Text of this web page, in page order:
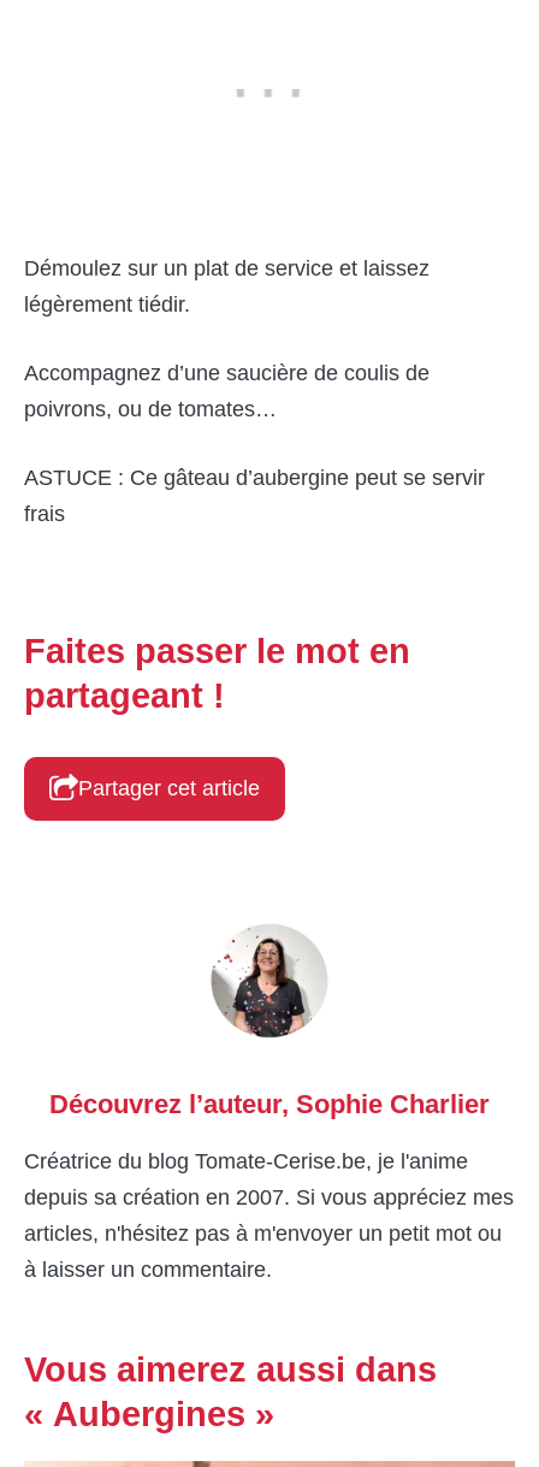
Démoulez sur un plat de service et laissez
légèrement tiédir.
Accompagnez d’une saucière de coulis de
poivrons, ou de tomates…
ASTUCE : Ce gâteau d’aubergine peut se servir
frais
Faites passer le mot en
partageant !
Partager cet article
Découvrez l’auteur, Sophie Charlier
Créatrice du blog Tomate-Cerise.be, je l'anime
depuis sa création en 2007. Si vous appréciez mes
articles, n'hésitez pas à m'envoyer un petit mot ou
à laisser un commentaire.
Vous aimerez aussi dans
« Aubergines »